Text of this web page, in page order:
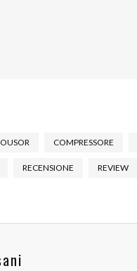
COMPRESSORE
RECENSIONE REVIEW